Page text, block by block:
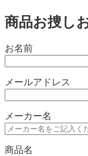
商品お捜し
お名前
メールアドレス
メーカー名
商品名